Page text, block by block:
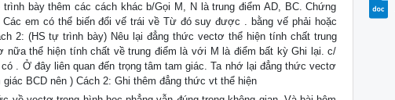
bày thêm các cách khác b/Gọi M, N là trung điểm AD, BC. Chứng
em có thể biến đổi vế trái về Từ đó suy được . bằng vế phải hoặc
2: (HS tự trình bày) Nêu lại đẳng thức vectơ thể hiện tính chất trung
nữa thể hiện tính chất về trung điểm là với M là điểm bất kỳ Ghi lại. c/
. Ở đây liên quan đến trọng tâm tam giác. Ta nhớ lại đẳng thức vectơ
BCD nên ) Cách 2: Ghi thêm đẳng thức vt thể hiện